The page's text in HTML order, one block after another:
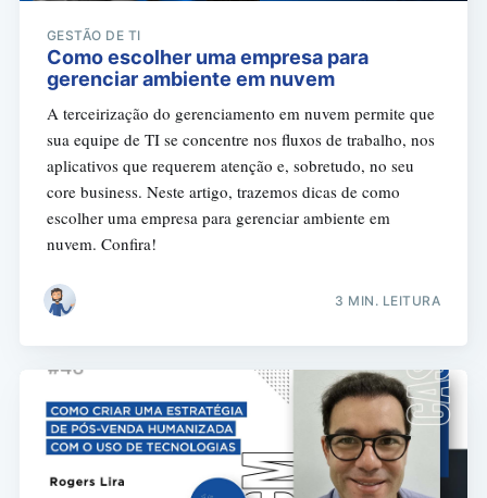
GESTÃO DE TI
Como escolher uma empresa para
gerenciar ambiente em nuvem
A terceirização do gerenciamento em nuvem permite que
sua equipe de TI se concentre nos fluxos de trabalho, nos
aplicativos que requerem atenção e, sobretudo, no seu
core business. Neste artigo, trazemos dicas de como
escolher uma empresa para gerenciar ambiente em
nuvem. Confira!
3 MIN. LEITURA